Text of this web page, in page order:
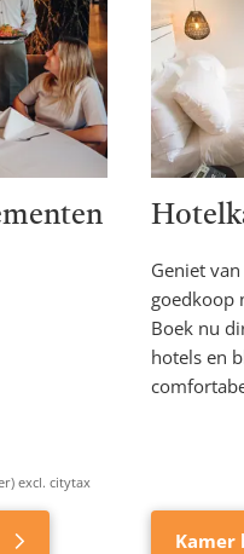
excl. citytax
Geniet
goedkoop
Boek nu
hotels en
Kamer